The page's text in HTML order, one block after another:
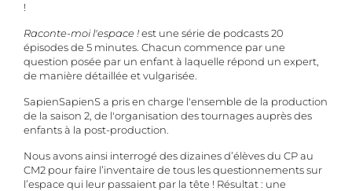
!
Raconte-moi l'espace !est une série de podcasts 20
épisodes de 5 minutes. Chacun commence par une
question posée par un enfant à laquelle répond un expert,
de manière détaillée et vulgarisée.
SapienSapienS a pris en charge l'ensemble de la production
de la saison 2, de l'organisation des tournages auprès des
enfants à la post-production.
Nous avons ainsi interrogé des dizaines d’élèves du CP au
CM2 pour faire l’inventaire de tous les questionnements sur
l’espace qui leur passaient par la tête ! Résultat : une